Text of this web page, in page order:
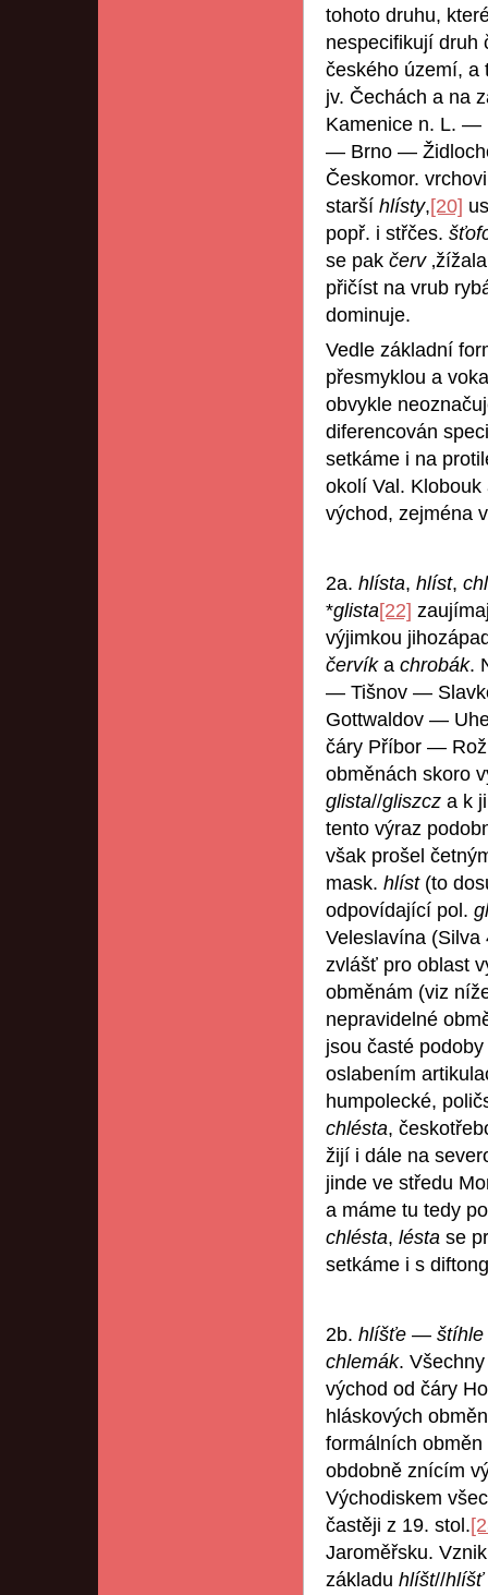
tohoto druhu,
nespecifikují druh
českého území, a
jv. Čechách a na
Kamenice n. L. —
— Brno —
Českomor.
starší hlísty,[20]
popř. i střčes.
se pak červ
přičíst na vrub
dominuje.
Vedle základní
přesmyklou a
obvykle
diferencován
setkáme i na
okolí Val.
východ, zejména
2a. hlísta, hlíst,
*glista[22]
výjimkou
červík a chrobák.
— Tišnov —
Gottwaldov —
čáry Příbor —
obměnách skoro
glista//gliszcz a k
tento výraz
však prošel
mask. hlíst (to
odpovídající pol.
Veleslavína
zvlášť pro oblast
obměnám (viz
nepravidelné
jsou časté
oslabením
humpolecké,
chlésta,
žijí i dále na
jinde ve středu
a máme tu tedy
chlésta, lésta se
setkáme i s
2b. hlíšťe — štíhle
chlemák.
východ od čáry
hláskových
formálních
obdobně znícím
Východiskem
častěji z 19. stol.
Jaroměřsku.
základu hlíšt//hlíšť